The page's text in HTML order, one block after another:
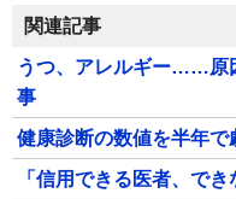
関連記事
うつ、アレルギー……原
事
健康診断の数値を半年で
「信用できる医者、で